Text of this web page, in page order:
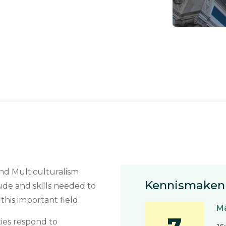
Multiculturalism
and skills needed to
important field.
respond to